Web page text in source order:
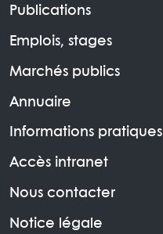
Publications
Emplois, stages
Marchés publics
Annuaire
Informations pratiques
Accès intranet
Nous contacter
Notice légale